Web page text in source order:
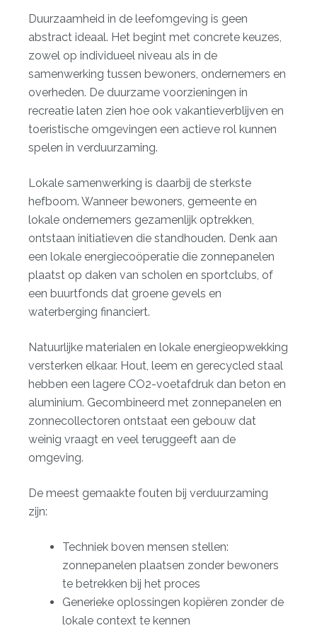
Duurzaamheid in de leefomgeving is geen
abstract ideaal. Het begint met concrete keuzes,
zowel op individueel niveau als in de
samenwerking tussen bewoners, ondernemers en
overheden. De duurzame voorzieningen in
recreatie laten zien hoe ook vakantieverblijven en
toeristische omgevingen een actieve rol kunnen
spelen in verduurzaming.
Lokale samenwerking is daarbij de sterkste
hefboom. Wanneer bewoners, gemeente en
lokale ondernemers gezamenlijk optrekken,
ontstaan initiatieven die standhouden. Denk aan
een lokale energiecoöperatie die zonnepanelen
plaatst op daken van scholen en sportclubs, of
een buurtfonds dat groene gevels en
waterberging financiert.
Natuurlijke materialen en lokale energieopwekking
versterken elkaar. Hout, leem en gerecycled staal
hebben een lagere CO2-voetafdruk dan beton en
aluminium. Gecombineerd met zonnepanelen en
zonnecollectoren ontstaat een gebouw dat
weinig vraagt en veel teruggeeft aan de
omgeving.
De meest gemaakte fouten bij verduurzaming
zijn:
Techniek boven mensen stellen:
zonnepanelen plaatsen zonder bewoners
te betrekken bij het proces
Generieke oplossingen kopiëren zonder de
lokale context te kennen